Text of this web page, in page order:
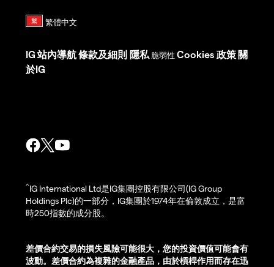
IG 站內導航條款及細則 隱私 脆弱性 Cookies 政策 關
於IG
^IG International Ltd是IG集團控股有限公司(IG Group
Holdings Plc)的一部分，IG集團於1974年在倫敦成立，是富
時250指數的成分股。
差價合約交易的損失風險可能很大，您的投資價值可能會有
波動。差價合約為複雜的金融產品，由於槓桿作用而存在迅